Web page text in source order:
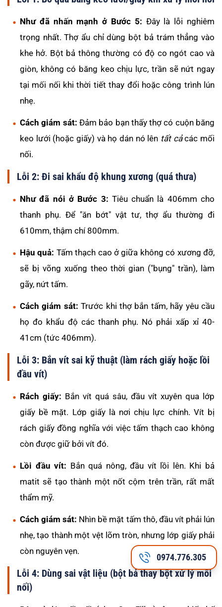
Như đã nhấn mạnh ở Bước 5: Đây là lỗi nghiêm
trọng nhất. Thợ ẩu chỉ dùng bột bả trám thẳng vào
khe hở. Bột bả thông thường có độ co ngót cao và
giòn, không có băng keo chịu lực, trần sẽ nứt ngay
tại mối nối khi thời tiết thay đổi hoặc công trình lún
nhẹ.
Cách giám sát: Đảm bảo bạn thấy thợ có cuộn băng
keo lưới (hoặc giấy) và họ dán nó lên tất cảcác mối
nối.
Lỗi 2: Đi sai khẩu độ khung xương (quá thưa)
Như đã nói ở Bước 3: Tiêu chuẩn là 406mm cho
thanh phụ. Để "ăn bớt" vật tư, thợ ẩu thường đi
610mm, thậm chí 800mm.
Hậu quả: Tấm thạch cao ở giữa không có xương đỡ,
sẽ bị võng xuống theo thời gian ("bụng" trần), làm
gãy, nứt tấm.
Cách giám sát: Trước khi thợ bắn tấm, hãy yêu cầu
họ đo khẩu độ các thanh phụ. Nó phải xấp xỉ 40-
41cm (tức 406mm).
Lỗi 3: Bắn vít sai kỹ thuật (làm rách giấy hoặc lồi
đầu vít)
Rách giấy: Bắn vít quá sâu, đầu vít xuyên qua lớp
giấy bề mặt. Lớp giấy là nơi chịu lực chính. Vít bị
rách giấy đồng nghĩa với việc tấm thạch cao không
còn được giữ bởi vít đó.
Lồi đầu vít: Bắn quá nông, đầu vít lồi lên. Khi bả
matit sẽ tạo thành một nốt cộm trên trần, rất mất
thẩm mỹ.
Cách giám sát: Nhìn bề mặt tấm thô, đầu vít phải lún
nhẹ, tạo thành một vệt lõm tròn, nhưng lớp giấy phải
còn nguyên vẹn.
Lỗi 4: Dùng sai vật liệu (bột bả thay bột xử lý mối
nối)
0974.776.305